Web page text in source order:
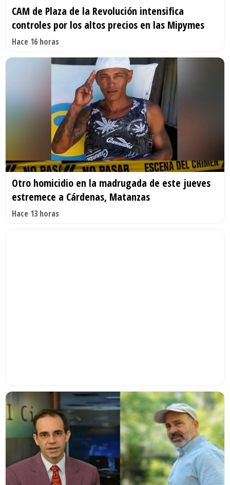
CAM de Plaza de la Revolución intensifica
controles por los altos precios en las Mipymes
Hace 16 horas
Otro homicidio en la madrugada de este jueves
estremece a Cárdenas, Matanzas
Hace 13 horas